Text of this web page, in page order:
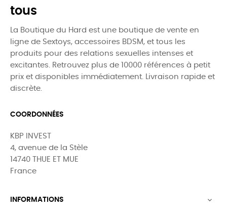
tous
La Boutique du Hard est une boutique de vente en
ligne de Sextoys, accessoires BDSM, et tous les
produits pour des relations sexuelles intenses et
excitantes. Retrouvez plus de 10000 références à petit
prix et disponibles immédiatement. Livraison rapide et
discrète.
COORDONNÉES
KBP INVEST
4, avenue de la Stèle
14740 THUE ET MUE
France
INFORMATIONS 